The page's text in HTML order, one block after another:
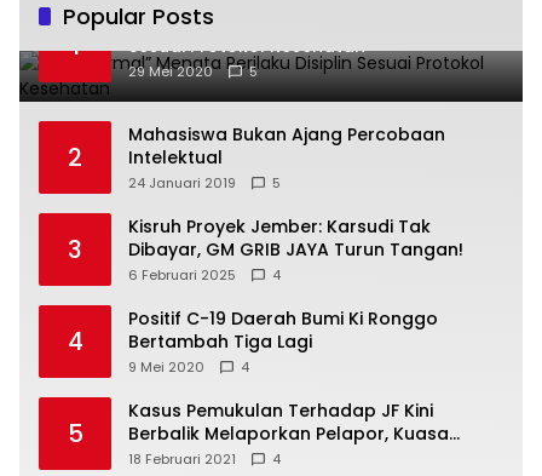
Popular Posts
1
“New Normal” Menata Perilaku Disiplin
Sesuai Protokol Kesehatan
29 Mei 2020 5
2
Mahasiswa Bukan Ajang Percobaan
Intelektual
24 Januari 2019 5
3
Kisruh Proyek Jember: Karsudi Tak
Dibayar, GM GRIB JAYA Turun Tangan!
6 Februari 2025 4
4
Positif C-19 Daerah Bumi Ki Ronggo
Bertambah Tiga Lagi
9 Mei 2020 4
5
Kasus Pemukulan Terhadap JF Kini
Berbalik Melaporkan Pelapor, Kuasa
Hukum Angkat Bicara
18 Februari 2021 4